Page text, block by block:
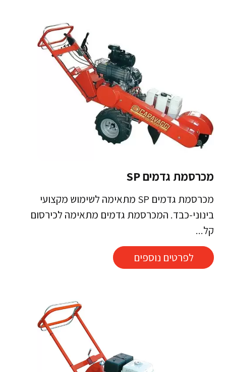
מכרסמת גדמים SP
מכרסמת גדמים SP מתאימה לשימוש מקצועי
בינוני-כבד. המכרסמת גדמים מתאימה לכירסום
קל...
לפרטים נוספים